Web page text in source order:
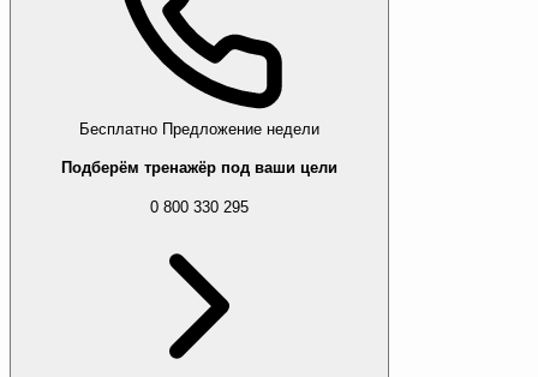
Бесплатно Предложение недели
Подберём тренажёр под ваши цели
0 800 330 295